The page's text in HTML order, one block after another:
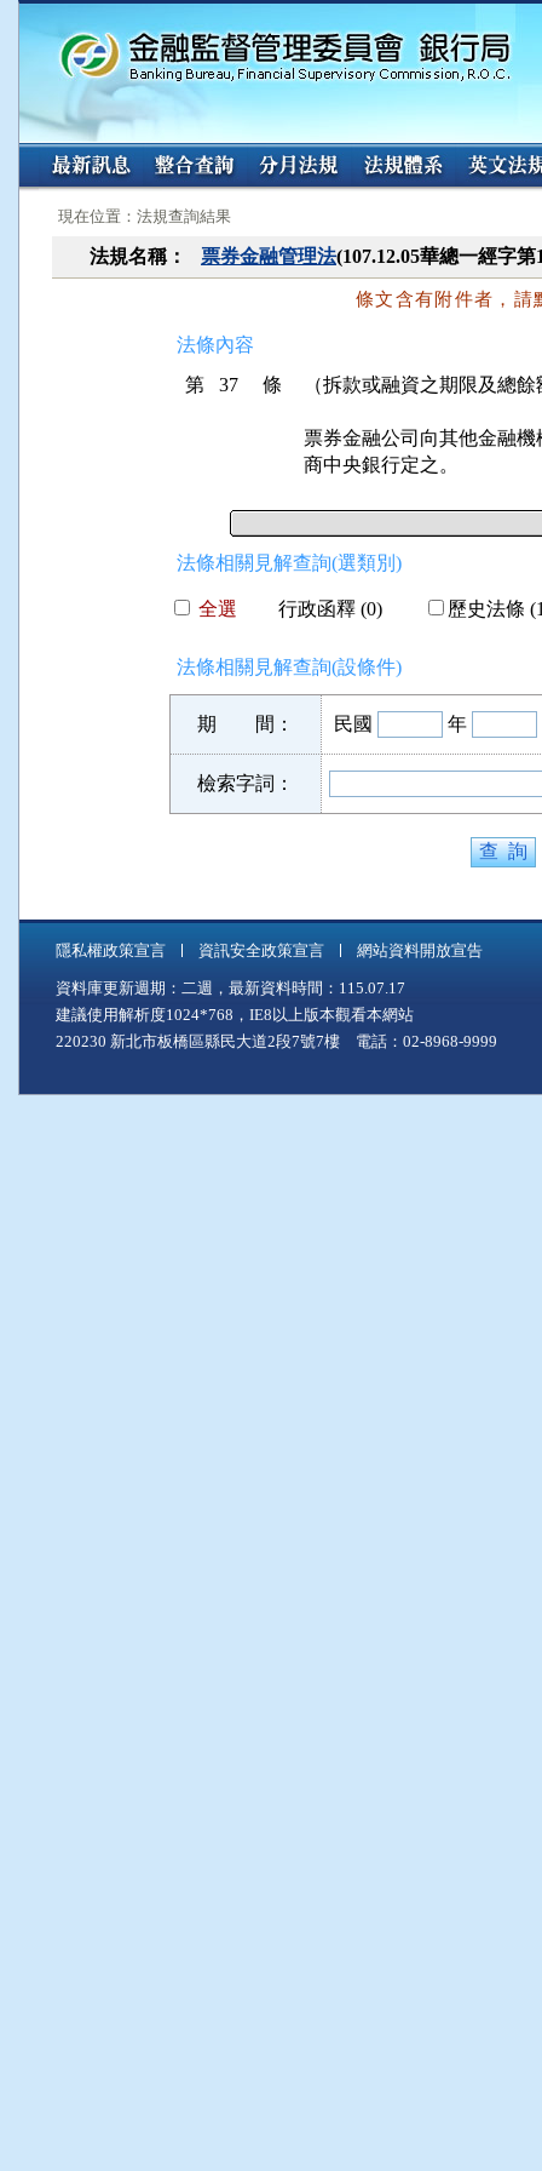
:::
現在位置：法規查詢結果
法規名稱： 票券金融管理法(107.12.05華總一經字
條文含有附件者，請
法條內容
第 37 條
（拆款或融資之期限及總餘
票券金融公司向其他金融
商中央銀行定之。
法條相關見解查詢(選類別)
全選 行政函釋 (0) 歷史法條
法條相關見解查詢(設條件)
期 間： 民國 年
檢索字詞：
隱私權政策宣言 資訊安全政策宣言 網站資料開放宣告
資料庫更新週期：二週，最新資料時間：115.07.17
建議使用解析度1024*768，IE8以上版本觀看本網站
220230 新北市板橋區縣民大道2段7號7樓 電話：02-8968-9999